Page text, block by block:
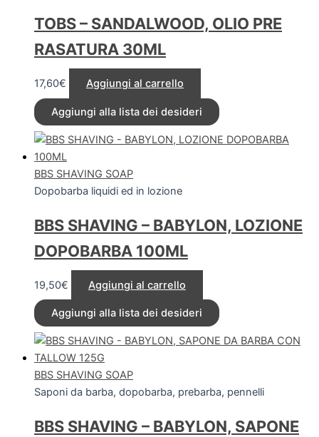
TOBS – SANDALWOOD, OLIO PRE
RASATURA 30ML
17,60€ Aggiungi al carrello
Aggiungi alla lista dei desideri
BBS SHAVING SOAP
Dopobarba liquidi ed in lozione
BBS SHAVING – BABYLON, LOZIONE
DOPOBARBA 100ML
19,50€ Aggiungi al carrello
Aggiungi alla lista dei desideri
BBS SHAVING SOAP
Saponi da barba, dopobarba, prebarba, pennelli
BBS SHAVING – BABYLON, SAPONE